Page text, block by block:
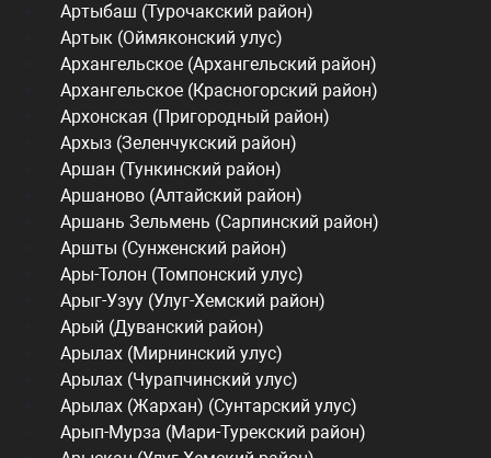
Артыбаш (Турочакский район)
Артык (Оймяконский улус)
Архангельское (Архангельский район)
Архангельское (Красногорский район)
Архонская (Пригородный район)
Архыз (Зеленчукский район)
Аршан (Тункинский район)
Аршаново (Алтайский район)
Аршань Зельмень (Сарпинский район)
Аршты (Сунженский район)
Ары-Толон (Томпонский улус)
Арыг-Узуу (Улуг-Хемский район)
Арый (Дуванский район)
Арылах (Мирнинский улус)
Арылах (Чурапчинский улус)
Арылах (Жархан) (Сунтарский улус)
Арып-Мурза (Мари-Турекский район)